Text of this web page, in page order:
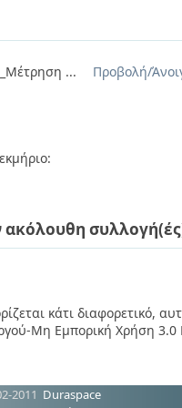
...
Προβολή/
ακόλουθη
κάτι διαφορετικό,
Μη Εμπορική Χρήση 3.0
2011 Duraspace